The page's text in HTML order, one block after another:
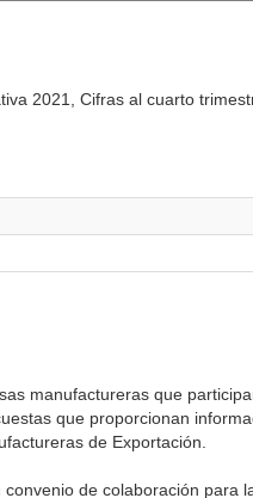
2021, Cifras al cuarto
manufactureras que
que proporcionan
de Exportación.
de colaboración para